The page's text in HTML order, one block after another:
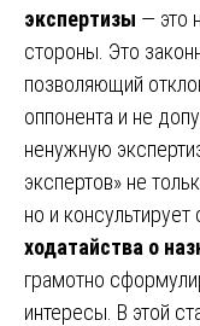
экспертизы — это
стороны. Это
позволяющий
оппонента и не
ненужную
экспертов» не
но и
ходатайства о
грамотно
интересы. В этой